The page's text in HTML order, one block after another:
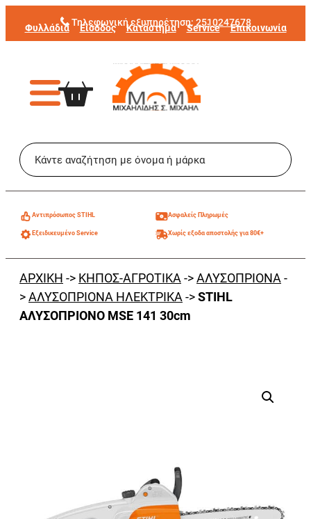
Μετάβαση
στο
Τηλεφωνική εξυπηρέτηση: 2510247678
Φυλλάδια Είσοδος Κατάστημα Service Επικοινωνία
Aντιπρόσωπος STIHL Ασφαλείς Πληρωμές
Εξειδικευμένο Service Χωρίς εξοδα αποστολής για 80€+
ΑΡΧΙΚΗ -> ΚΗΠΟΣ-ΑΓΡΟΤΙΚΑ ->ΑΛΥΣΟΠΡΙΟΝΑ -
>ΑΛΥΣΟΠΡΙΟΝΑ ΗΛΕΚΤΡΙΚΑ ->STIHL
ΑΛΥΣΟΠΡΙΟΝΟ MSE 141 30cm